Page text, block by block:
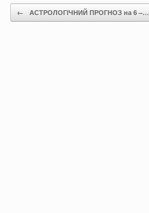
Post navigation
← АСТРОЛОГІЧНИЙ ПРОГНОЗ на 6 –…